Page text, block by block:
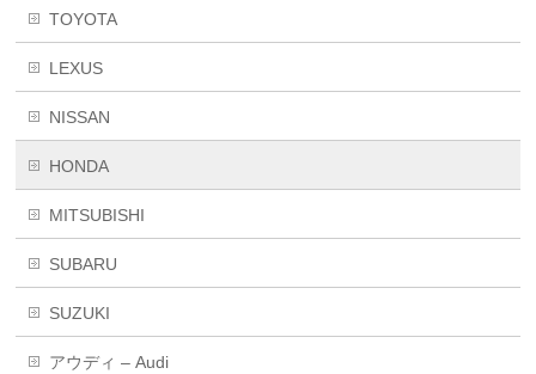
TOYOTA
LEXUS
NISSAN
HONDA
MITSUBISHI
SUBARU
SUZUKI
アウディ – Audi